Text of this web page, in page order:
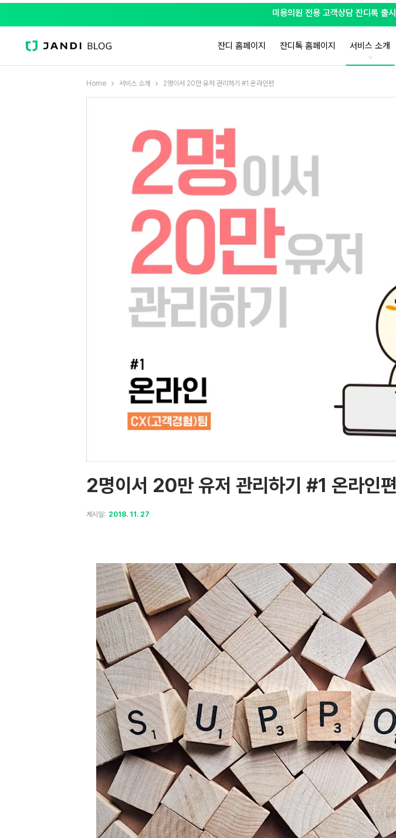
미용의원 전용 고객상담 잔디톡
잔디 홈페이지 잔디톡 홈페이지 서비스 소개
Home 서비스 소개 2명이서 20만 유저 관리하기 #1 온라인편
2명이서 20만 유저 관리하기 #1 온라인편
게시일: 2018. 11. 27